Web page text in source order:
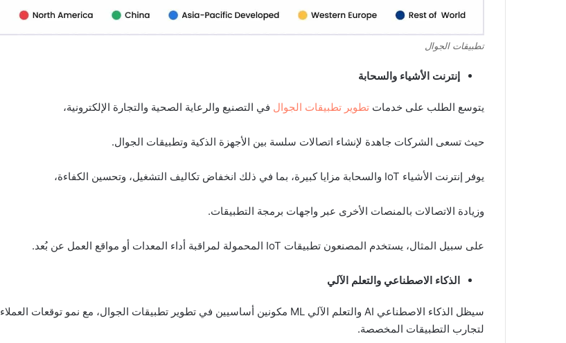
تطبيقات الجوال
إنترنت الأشياء والسحابة
يتوسع الطلب على خدمات تطوير تطبيقات الجوال في التصنيع والرعاية الصحية والتجارة الإلكترونية،
حيث تسعى الشركات جاهدة لإنشاء اتصالات سلسة بين الأجهزة الذكية وتطبيقات الجوال.
يوفر إنترنت الأشياء IoT والسحابة مزايا كبيرة، بما في ذلك انخفاض تكاليف التشغيل، وتحسين الكفاءة،
وزيادة الاتصالات بالمنصات الأخرى عبر واجهات برمجة التطبيقات.
على سبيل المثال، يستخدم المصنعون تطبيقات IoT المحمولة لمراقبة أداء المعدات أو مواقع العمل عن بُعد.
الذكاء الاصطناعي والتعلم الآلي
سيظل الذكاء الاصطناعي AI والتعلم الآلي ML مكونين أساسيين في تطوير تطبيقات الجوال، مع نمو توقعات العملاء
لتجارب التطبيقات المخصصة.